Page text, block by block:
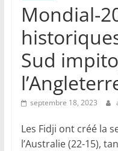
Mondial-
Sud
septembre 18, 2023
Les Fidji ont créé la
l’Australie (22-15),